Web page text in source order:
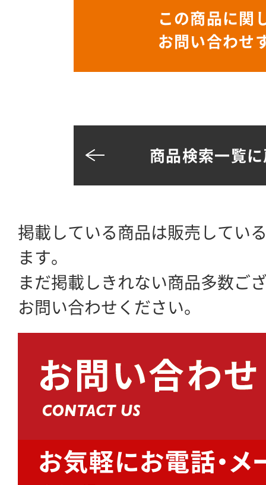
この商品に関
お問い合わせ
商品検索一覧
掲載している商品は販売してい
ます。
まだ掲載しきれない商品多数ご
お問い合わせください。